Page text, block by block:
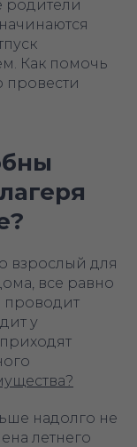
родители
Как помочь
провести
взрослый для
все равно
проводит
у
надолго не
летнего